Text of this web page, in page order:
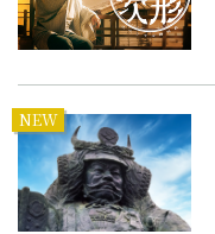
NEW